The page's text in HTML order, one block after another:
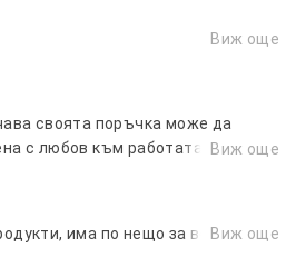
Виж още
своята поръчка може да
с любов към работата, съдейки
Виж още
има по нещо за всеки вкус
Виж още